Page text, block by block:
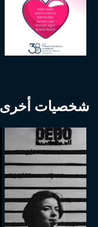
شخصيات أخرى